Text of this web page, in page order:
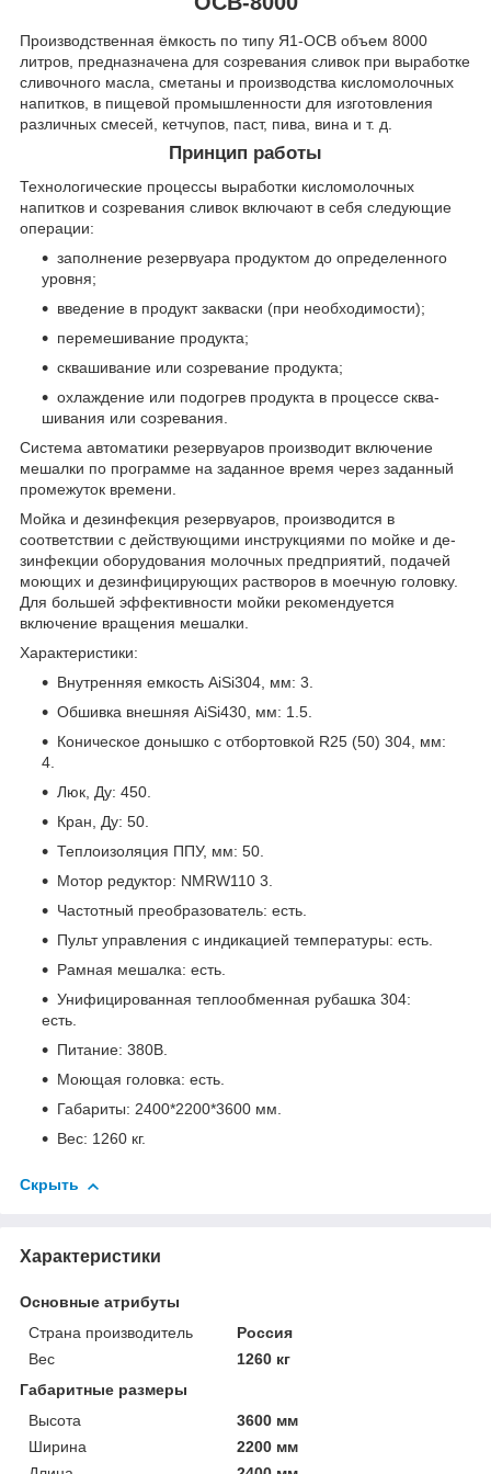
Производственная ёмкость по типу Я1-ОСВ объем 8000
литров, предназначена для созревания сливок при выработке
сливочного масла, сметаны и производства кисломолочных
напитков, в пищевой промышленности для изготовления
различных смесей, кетчупов, паст, пива, вина и т. д.
Принцип работы
Технологические процессы выработки кисломолоч­ных
напитков и созревания сливок включают в себя следующие
операции:
заполнение резервуара продуктом до определенного
уровня;
введение в продукт закваски (при необходимости);
перемешивание продукта;
сквашивание или созревание продукта;
охлаждение или подогрев продукта в процессе сква­
шивания или созревания.
Система автоматики резервуаров производит включение
мешалки по программе на заданное время через заданный
промежуток времени.
Мойка и дезинфекция резервуаров, производится в
соответствии с действующими инструкциями по мойке и де­
зинфекции оборудования молочных предприятий, подачей
моющих и дезинфицирующих растворов в моечную головку.
Для большей эффективности мойки рекомендуется
включение вращения мешалки.
Характеристики:
Внутренняя емкость AiSi304, мм: 3.
Обшивка внешняя AiSi430, мм: 1.5.
Коническое донышко с отбортовкой R25 (50) 304, мм:
4.
Люк, Ду: 450.
Кран, Ду: 50.
Теплоизоляция ППУ, мм: 50.
Мотор редуктор: NMRW110 3.
Частотный преобразователь: есть.
Пульт управления с индикацией температуры: есть.
Рамная мешалка: есть.
Унифицированная теплообменная рубашка 304:
есть.
Питание: 380В.
Моющая головка: есть.
Габариты: 2400*2200*3600 мм.
Вес: 1260 кг.
Скрыть
Характеристики
Основные атрибуты
Страна производитель
Россия
Вес
1260 кг
Габаритные размеры
Высота
3600 мм
Ширина
2200 мм